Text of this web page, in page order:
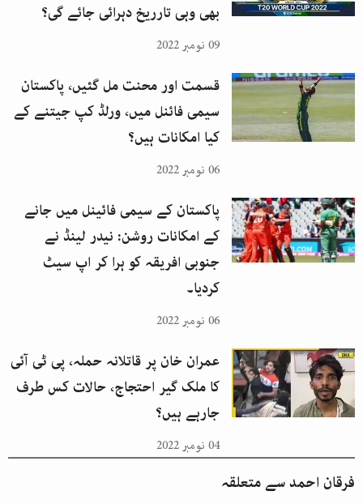
بھی وہی تارریخ دہرائی جائے گی؟
09 نومبر 2022
قسمت اور محنت مل گئیں، پاکستان
سیمی فائنل میں، ورلڈ کپ جیتنے کے
کیا امکانات ہیں؟
06 نومبر 2022
پاکستان کے سیمی فائینل میں جانے
کے امکانات روشن: نیدر لینڈ نے
جنوبی افریقہ کو ہرا کر اپ سیٹ
کردیا۔
06 نومبر 2022
عمران خان پر قاتلانہ حملہ، پی ٹی آئی
کا ملک گیر احتجاج، حالات کس طرف
جارہے ہیں؟
04 نومبر 2022
فرقان احمدسے متعلقہ